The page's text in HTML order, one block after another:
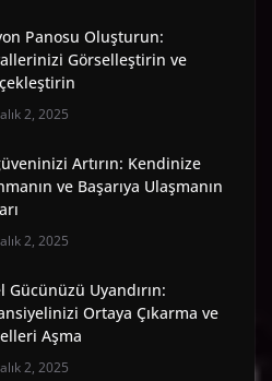
Panosu Oluşturun:
Görselleştirin ve
2, 2025
Artırın: Kendinize
ve Başarıya Ulaşmanın
2, 2025
Gücünüzü Uyandırın:
Ortaya Çıkarma ve
Aşma
2, 2025